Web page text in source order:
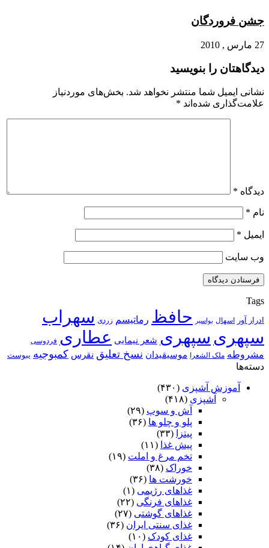
جشن فروردگان
27 مارس , 2010
دیدگاهتان را بنویسید
نشانی ایمیل شما منتشر نخواهد شد. بخش‌های موردنیاز
علامت‌گذاری شده‌اند *
دیدگاه *
نام *
ایمیل *
وب‌ سایت
Tags
ادرار آور اسهال بواسیر حافظ رماتیسم زردی سهراب
سپهری سپهری شعر نیمایی عطاری فردوسی
مشروطه ملک الشعرا موسیقیدان نسخ تعلیق نقرس کمبوجیه یبوست
دسته‌ها
آموزش آشپزی (۴۳۰)
آشپزی (۴۱۸)
آش و سوپ (۲۹)
پلو و چلو ها (۳۶)
پیتزا
(۳۳)
پیش غذا (۱۱)
تخم مرغ و املت (۱۹)
خوراک (۳۸)
خورشت ها (۳۶)
غذاهای رژیمی (۱)
غذاهای فرنگی (۲۲)
غذاهای گوشتی (۲۷)
غذای سنتی ایران (۳۶)
غذای کودک (۱۰)